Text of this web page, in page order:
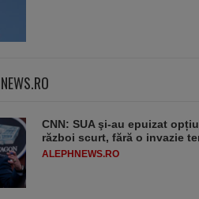
CNN: SUA şi-au epuizat
război scurt, fără o invazie
ALEPHNEWS.RO